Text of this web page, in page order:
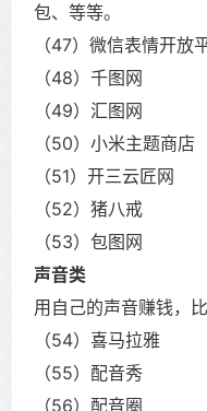
包、等等。
（47）微信表情开放
（48）千图网
（49）汇图网
（50）小米主题商店
（51）开三云匠网
（52）猪八戒
（53）包图网
声音类
用自己的声音赚钱，
（54）喜马拉雅
（55）配音秀
（56）配音圈